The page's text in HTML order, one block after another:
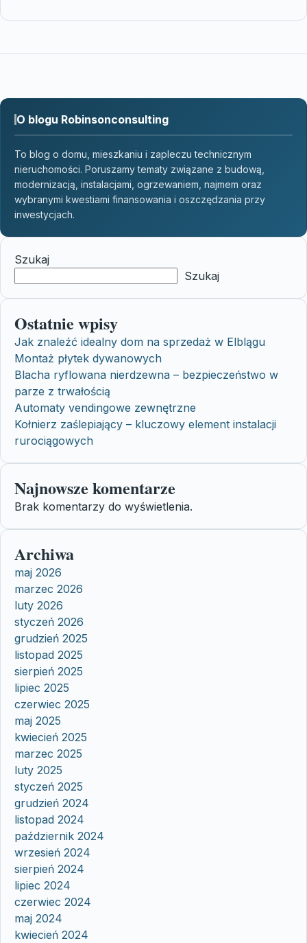
O blogu Robinsonconsulting
To blog o domu, mieszkaniu i zapleczu technicznym
nieruchomości. Poruszamy tematy związane z budową,
modernizacją, instalacjami, ogrzewaniem, najmem oraz
wybranymi kwestiami finansowania i oszczędzania przy
inwestycjach.
Szukaj
Szukaj
Ostatnie wpisy
Jak znaleźć idealny dom na sprzedaż w Elblągu
Montaż płytek dywanowych
Blacha ryflowana nierdzewna – bezpieczeństwo w
parze z trwałością
Automaty vendingowe zewnętrzne
Kołnierz zaślepiający – kluczowy element instalacji
rurociągowych
Najnowsze komentarze
Brak komentarzy do wyświetlenia.
Archiwa
maj 2026
marzec 2026
luty 2026
styczeń 2026
grudzień 2025
listopad 2025
sierpień 2025
lipiec 2025
czerwiec 2025
maj 2025
kwiecień 2025
marzec 2025
luty 2025
styczeń 2025
grudzień 2024
listopad 2024
październik 2024
wrzesień 2024
sierpień 2024
lipiec 2024
czerwiec 2024
maj 2024
kwiecień 2024